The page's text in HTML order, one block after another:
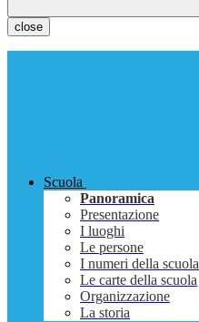
close
Scuola
Panoramica
Presentazione
I luoghi
Le persone
I numeri della scuola
Le carte della scuola
Organizzazione
La storia